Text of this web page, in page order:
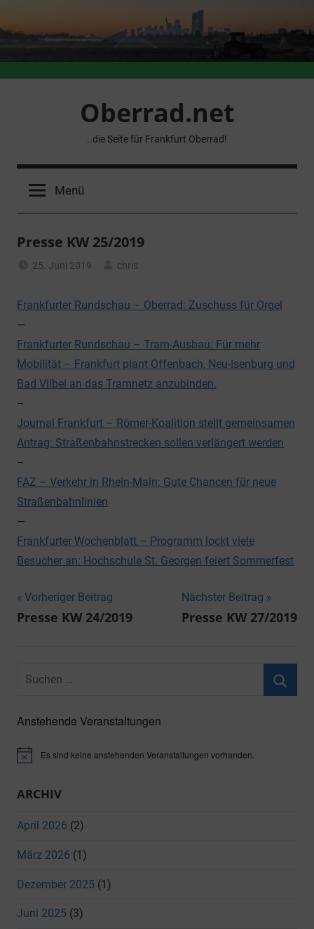
Inhalt
springen
Oberrad.net
..die Seite für Frankfurt Oberrad!
Menü
Presse KW 25/2019
25. Juni 2019
chris
Frankfurter Rundschau – Oberrad: Zuschuss für Orgel
—
Frankfurter Rundschau – Tram-Ausbau: Für mehr
Mobilität – Frankfurt plant Offenbach, Neu-Isenburg und
Bad Vilbel an das Tramnetz anzubinden.
–
Journal Frankfurt – Römer-Koalition stellt gemeinsamen
Antrag: Straßenbahnstrecken sollen verlängert werden
–
FAZ – Verkehr in Rhein-Main: Gute Chancen für neue
Straßenbahnlinien
—
Frankfurter Wochenblatt – Programm lockt viele
Besucher an: Hochschule St. Georgen feiert Sommerfest
Beitragsnavigation
Vorheriger Beitrag
Presse KW 24/2019
Nächster Beitrag
Presse KW 27/2019
Suchen
Anstehende Veranstaltungen
HinweisEs sind keine anstehenden Veranstaltungen vorhanden.
ARCHIV
April 2026 (2)
März 2026 (1)
Dezember 2025 (1)
Juni 2025 (3)